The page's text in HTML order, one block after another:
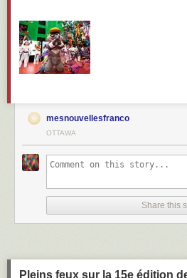
mesnouvellesfranco
OTTAWA
Share this
Pleins feux sur la 15e édition